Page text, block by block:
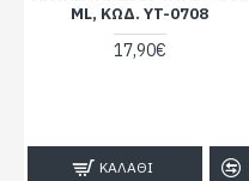
ML, ΚΩΔ. YT-0708
17,90€
ΚΑΛΆΘΙ